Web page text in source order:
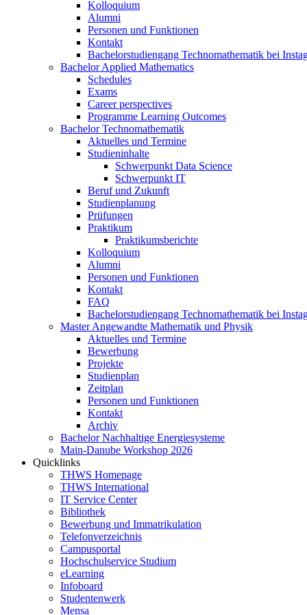
Kolloquium
Alumni
Personen und Funktionen
Kontakt
Bachelorstudiengang Technomathematik bei
Bachelor Applied Mathematics
Schedules
Exams
Career perspectives
Programme Learning Outcomes
Bachelor Technomathematik
Aktuelles und Termine
Studieninhalte
Schwerpunkt Data Science
Schwerpunkt IT
Beruf und Zukunft
Studienplanung
Prüfungen
Praktikum
Praktikumsberichte
Kolloquium
Alumni
Personen und Funktionen
Kontakt
FAQ
Bachelorstudiengang Technomathematik bei
Master Angewandte Mathematik und Physik
Aktuelles und Termine
Bewerbung
Projekte
Studienplan
Zeitplan
Personen und Funktionen
Kontakt
Archiv
Bachelor Nachhaltige Energiesysteme
Main-Danube Workshop 2026
Quicklinks
THWS Homepage
THWS International
IT Service Center
Bibliothek
Bewerbung und Immatrikulation
Telefonverzeichnis
Campusportal
Hochschulservice Studium
eLearning
Infoboard
Studentenwerk
Mensa